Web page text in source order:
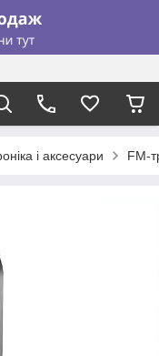
і аксесуари FM-